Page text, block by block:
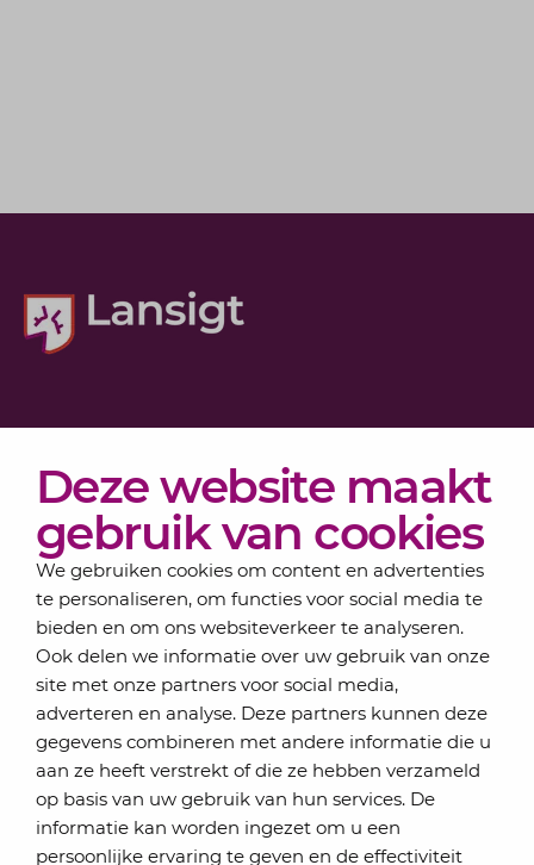
Deze website maakt
gebruik van cookies
We gebruiken cookies om content en advertenties
te personaliseren, om functies voor social media te
bieden en om ons websiteverkeer te analyseren.
Ook delen we informatie over uw gebruik van onze
site met onze partners voor social media,
adverteren en analyse. Deze partners kunnen deze
gegevens combineren met andere informatie die u
aan ze heeft verstrekt of die ze hebben verzameld
op basis van uw gebruik van hun services. De
informatie kan worden ingezet om u een
persoonlijke ervaring te geven en de effectiviteit
Actueel
Over Lansigt
Contact
Schrijf je in voor onze nieuwsbrief
Elke maand bundelen de adviseurs van Lansigt in
de eSigt het nieuws.
Jouw emailadres